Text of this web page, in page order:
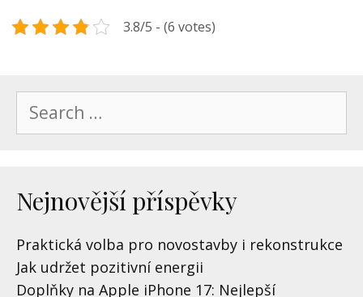
3.8/5 - (6 votes)
for:
Nejnovější příspěvky
Praktická volba pro novostavby i rekonstrukce
Jak udržet pozitivní energii
Doplňky na Apple iPhone 17: Nejlepší